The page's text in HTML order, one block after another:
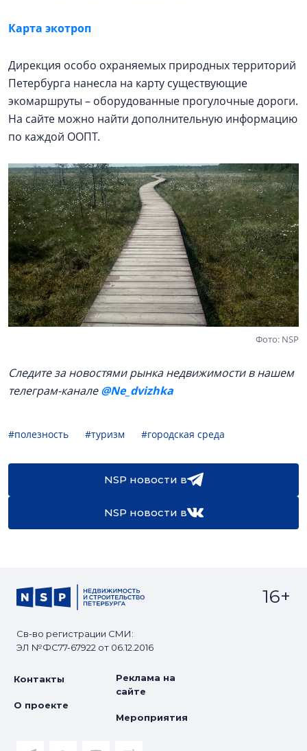
Карта экотроп
Дирекция особо охраняемых природных территорий
Петербурга нанесла на карту существующие
экомаршруты – оборудованные прогулочные дороги.
На сайте можно найти дополнительную информацию
по каждой ООПТ.
Фото: NSP
Следите за новостями рынка недвижимости в нашем
телеграм-канале@Ne_dvizhka
#полезность #туризм #городская среда
NSP новости в
NSP новости в
Св-во регистрации СМИ:
ЭЛ №ФС77-67922 от 06.12.2016
16+
Контакты
О проекте
Реклама на
сайте
Мероприятия